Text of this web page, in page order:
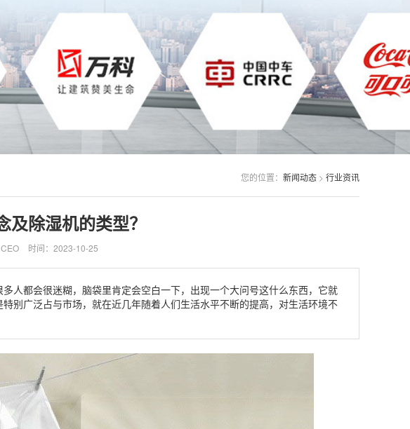
您的位置： 新闻动态 > 行业资讯
及除湿机的类型？
时间：2023-10-25
人都会很迷糊，脑袋里肯定会空白一下，出现一个大问号这什么东西，它就
别广泛占与市场，就在近几年随着人们生活水平不断的提高，对生活环境不